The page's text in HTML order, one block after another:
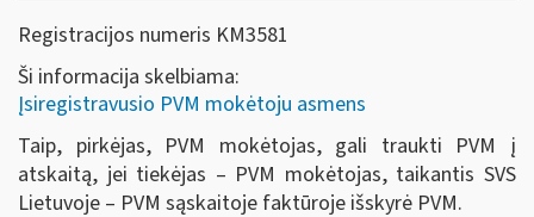
Registracijos numeris KM3581
Ši informacija skelbiama:
Įsiregistravusio PVM mokėtoju asmens
Taip, pirkėjas, PVM mokėtojas, gali traukti PVM į
atskaitą, jei tiekėjas – PVM mokėtojas, taikantis SVS
Lietuvoje – PVM sąskaitoje faktūroje išskyrė PVM.